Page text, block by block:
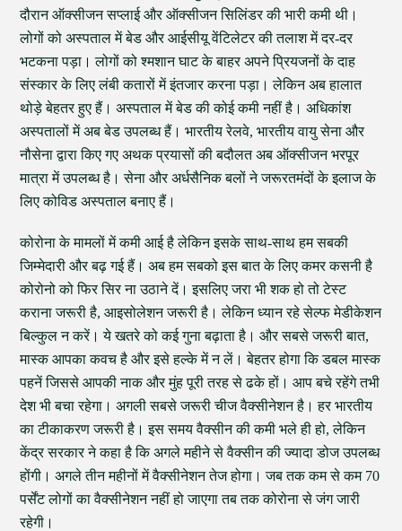
दौरान ऑक्सीजन सप्लाई और ऑक्सीजन सिलिंडर की भारी कमी थी।
लोगों को अस्पताल में बेड और आईसीयू वेंटिलेटर की तलाश में दर-दर
भटकना पड़ा। लोगों को श्मशान घाट के बाहर अपने प्रियजनों के दाह
संस्कार के लिए लंबी कतारों में इंतजार करना पड़ा। लेकिन अब हालात
थोड़े बेहतर हुए हैं। अस्पताल में बेड की कोई कमी नहीं है। अधिकांश
अस्पतालों में अब बेड उपलब्ध हैं। भारतीय रेलवे, भारतीय वायु सेना और
नौसेना द्वारा किए गए अथक प्रयासों की बदौलत अब ऑक्सीजन भरपूर
मात्रा में उपलब्ध है। सेना और अर्धसैनिक बलों ने जरूरतमंदों के इलाज के
लिए कोविड अस्पताल बनाए हैं।
कोरोना के मामलों में कमी आई है लेकिन इसके साथ-साथ हम सबकी
जिम्मेदारी और बढ़ गई हैं। अब हम सबको इस बात के लिए कमर कसनी है
कोरोनो को फिर सिर ना उठाने दें। इसलिए जरा भी शक हो तो टेस्ट
कराना जरूरी है, आइसोलेशन जरूरी है। लेकिन ध्यान रहे सेल्फ मेडीकेशन
बिल्कुल न करें। ये खतरे को कई गुना बढ़ाता है। और सबसे जरूरी बात,
मास्क आपका कवच है और इसे हल्के में न लें। बेहतर होगा कि डबल मास्क
पहनें जिससे आपकी नाक और मुंह पूरी तरह से ढके हों। आप बचे रहेंगे तभी
देश भी बचा रहेगा। अगली सबसे जरूरी चीज वैक्सीनेशन है। हर भारतीय
का टीकाकरण जरूरी है। इस समय वैक्सीन की कमी भले ही हो, लेकिन
केंद्र सरकार ने कहा है कि अगले महीने से वैक्सीन की ज्यादा डोज उपलब्ध
होंगी। अगले तीन महीनों में वैक्सीनेशन तेज होगा। जब तक कम से कम 70
पर्सेंट लोगों का वैक्सीनेशन नहीं हो जाएगा तब तक कोरोना से जंग जारी
रहेगी।